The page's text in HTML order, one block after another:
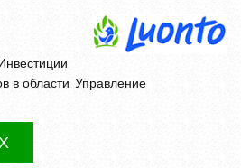
в области Управление